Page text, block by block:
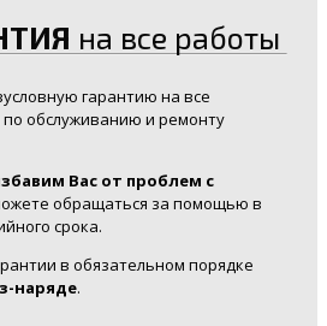
на все работы
гарантию на все
обслуживанию и ремонту
Вас от проблем с
обращаться за помощью в
срока.
в обязательном порядке
наряде.